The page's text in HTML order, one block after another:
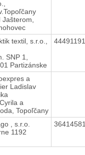
Jašterom,
textil, s.r.o.,
SNP 1,
Partizánske
44491191
a
Ladislav
a
Topoľčany
, s.r.o.
1192
36414581